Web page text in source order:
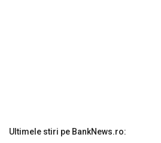
Ultimele stiri pe BankNews.ro: